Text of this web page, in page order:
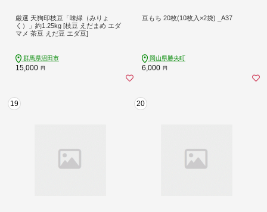
厳選 天狗印枝豆「味緑（みりょ
く）」約1.25kg [枝豆 えだまめ エダ
マメ 茶豆 えだ豆 エダ豆]
群馬県沼田市
15,000 円
豆もち 20枚(10枚入×2袋) _A37
岡山県勝央町
6,000 円
19 20